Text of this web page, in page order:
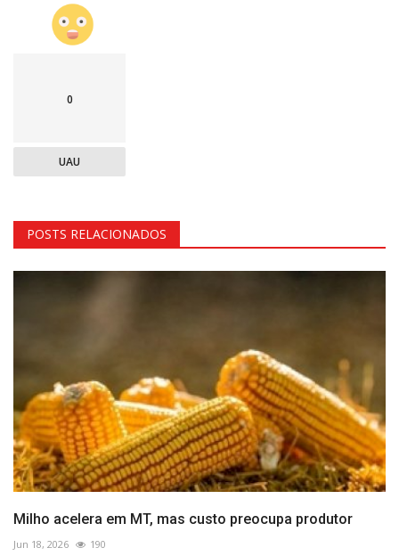
0
UAU
POSTS RELACIONADOS
Milho acelera em MT, mas custo preocupa produtor
Jun 18, 2026 190